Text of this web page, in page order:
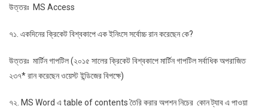
উত্তরঃ MS Access
৭১. একদিনের ক্রিকেট বিশ্বকাপে এক ইনিংসে সর্বোচ্চ রান করেছেন কে?
উত্তরঃ মার্টিন গাপটিল(২০১৫ সালের ক্রিকেট বিশ্বকাপে মার্টিন গাপটিল সর্বাধিক অপরাজিত
২৩৭* রান করেছেন ওয়েস্ট ইন্ডিজের বিপক্ষে)
৭২. MS Word এ table of contents তৈরি করার অপশন নিচের কোন ট্যাব এ পাওয়া